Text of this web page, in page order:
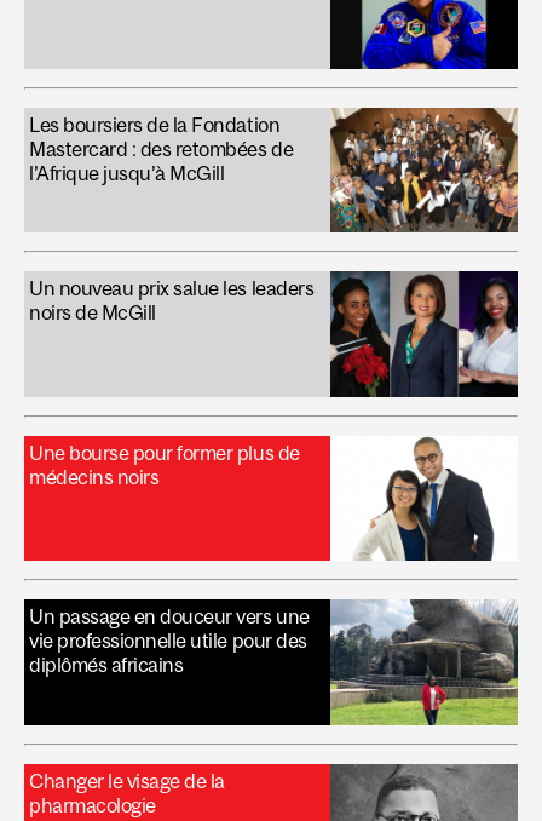
Les boursiers de la Fondation
Mastercard : des retombées de
l’Afrique jusqu’à McGill
Un nouveau prix salue les leaders
noirs de McGill
Une bourse pour former plus de
médecins noirs
Un passage en douceur vers une
vie professionnelle utile pour des
diplômés africains
Changer le visage de la
pharmacologie